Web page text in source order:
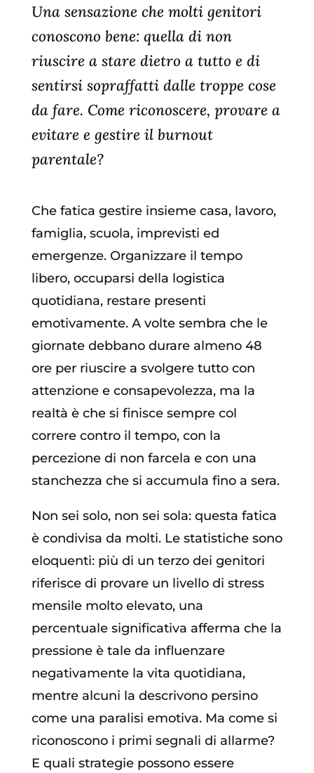
Una sensazione che molti genitori
conoscono bene: quella di non
riuscire a stare dietro a tutto e di
sentirsi sopraffatti dalle troppe cose
da fare. Come riconoscere, provare a
evitare e gestire il burnout
parentale?
Che fatica gestire insieme casa, lavoro,
famiglia, scuola, imprevisti ed
emergenze. Organizzare il tempo
libero, occuparsi della logistica
quotidiana, restare presenti
emotivamente. A volte sembra che le
giornate debbano durare almeno 48
ore per riuscire a svolgere tutto con
attenzione e consapevolezza, ma la
realtà è che si finisce sempre col
correre contro il tempo, con la
percezione di non farcela e con una
stanchezza che si accumula fino a sera.
Non sei solo, non sei sola: questa fatica
è condivisa da molti. Le statistiche sono
eloquenti: più di un terzo dei genitori
riferisce di provare un livello di stress
mensile molto elevato, una
percentuale significativa afferma che la
pressione è tale da influenzare
negativamente la vita quotidiana,
mentre alcuni la descrivono persino
come una paralisi emotiva. Ma come si
riconoscono i primi segnali di allarme?
E quali strategie possono essere